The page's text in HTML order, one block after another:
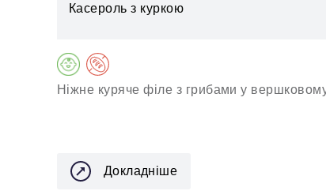
Касероль з куркою
Ніжне куряче філе з грибами у
Докладніше